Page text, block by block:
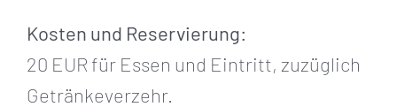
Kosten und Reservierung:
20 EUR für Essen und Eintritt, zuzüglich
Getränkeverzehr.